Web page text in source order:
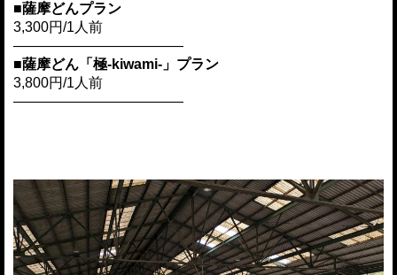
■薩摩どんプラン
3,300円/1人前
————————————
■薩摩どん「極-kiwami-」プラン
3,800円/1人前
————————————